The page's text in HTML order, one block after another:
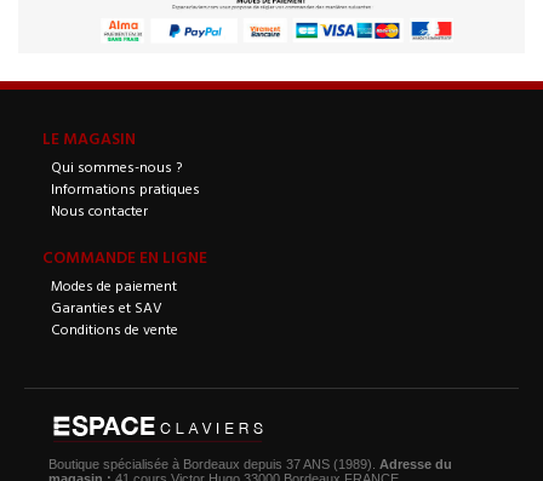
LE MAGASIN
Qui sommes-nous ?
Informations pratiques
Nous contacter
COMMANDE EN LIGNE
Modes de paiement
Garanties et SAV
Conditions de vente
Boutique spécialisée à Bordeaux depuis 37 ANS (1989). Adresse du